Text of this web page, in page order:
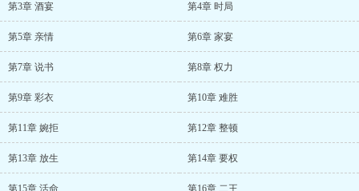
第3章 酒宴 第4章 时局
第5章 亲情 第6章 家宴
第7章 说书 第8章 权力
第9章 彩衣 第10章 难胜
第11章 婉拒 第12章 整顿
第13章 放生 第14章 要权
第15章 活命 第16章 二王